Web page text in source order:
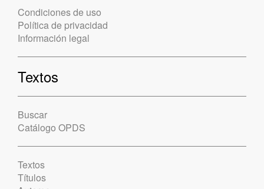
Condiciones de uso
Política de privacidad
Información legal
Textos
Buscar
Catálogo OPDS
Textos
Títulos